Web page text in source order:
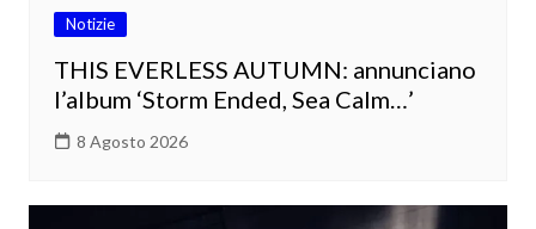
Notizie
THIS EVERLESS AUTUMN: annunciano
l’album ‘Storm Ended, Sea Calm…’
8 Agosto 2026